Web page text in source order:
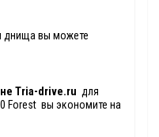
днища вы можете
Tria-drive.ru для
Forest вы экономите на